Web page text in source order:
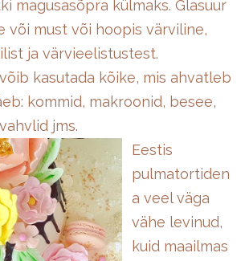
magusasõpra külmaks. Glasuur
või must või hoopis värviline,
ja värvieelistustest.
kasutada kõike, mis ahvatleb
kommid, makroonid, besee,
jms.
Eestis
pulmatortiden
a veel väga
vähe levinud,
kuid maailmas